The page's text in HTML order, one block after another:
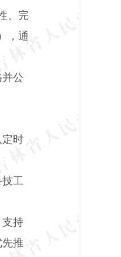
、完
，通
公
时
工
持
推